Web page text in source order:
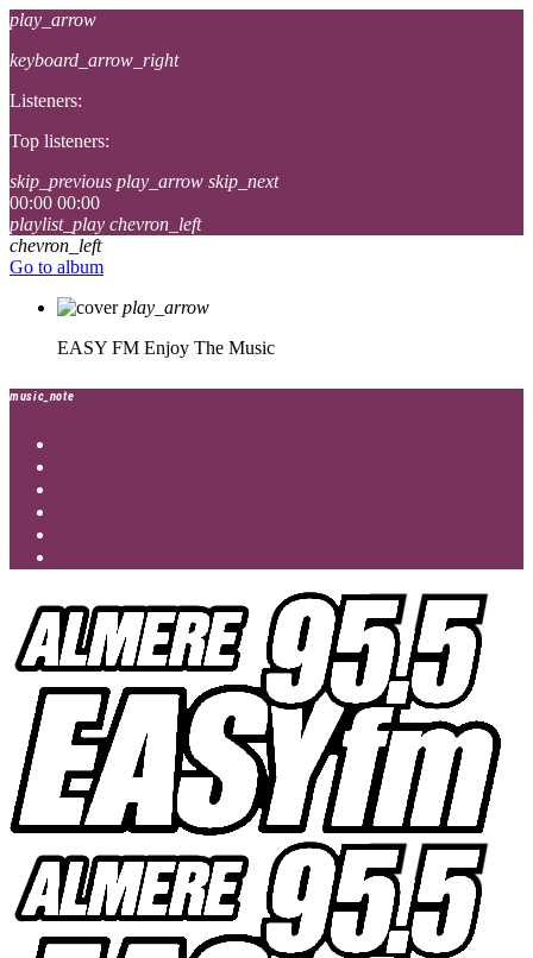
play_arrow
keyboard_arrow_right
Listeners:
Top listeners:
skip_previous play_arrow skip_next
00:00 00:00
playlist_play chevron_left
chevron_left
Go to album
play_arrow
EASY FM Enjoy The Music
music_note